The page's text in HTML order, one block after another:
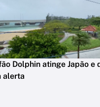
Dolphin atinge Japão e
alerta